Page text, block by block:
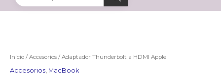
Inicio / Accesorios / Adaptador Thunderbolt a HDMI Apple
Accesorios, MacBook